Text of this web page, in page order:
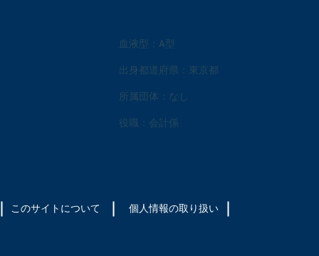
血液型：A型
出身都道府県：東京都
所属団体：なし
役職：会計係
このサイトについて ​個人情報の取り扱い